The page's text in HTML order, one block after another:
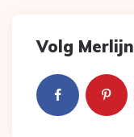
Volg